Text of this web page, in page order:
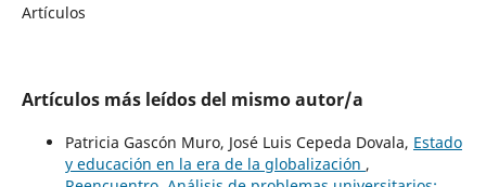
Artículos
Artículos más leídos del mismo autor/a
Patricia Gascón Muro, José Luis Cepeda Dovala, Estado
y educación en la era de la globalización ,